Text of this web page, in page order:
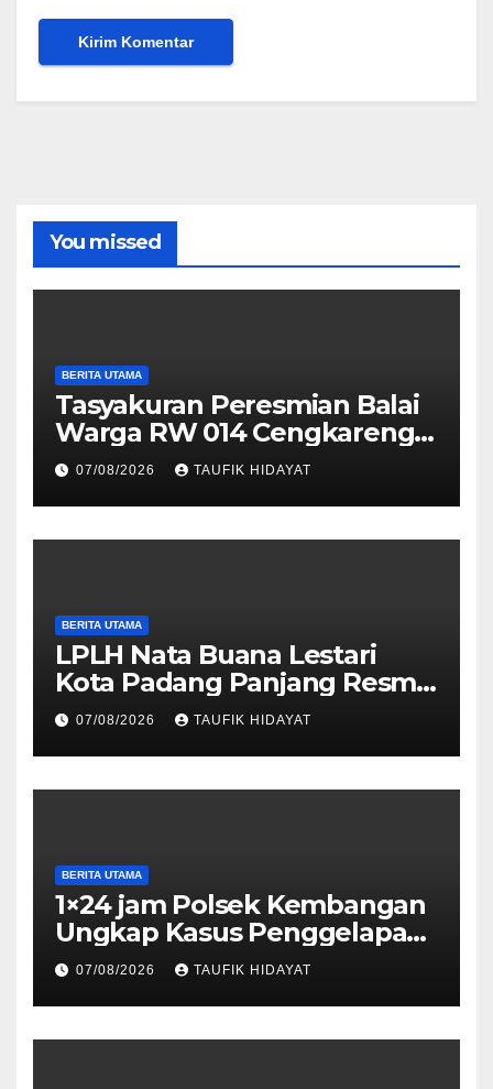
You missed
BERITA UTAMA
Tasyakuran Peresmian Balai
Warga RW 014 Cengkareng
Timur, Warga Didorong
Manfaatkan untuk
Musyawarah dan Kegiatan
Sosial
07/08/2026 TAUFIK HIDAYAT
BERITA UTAMA
LPLH Nata Buana Lestari
Kota Padang Panjang Resmi
Dilantik, Diharapkan Perkuat
Sinergi Pelestarian
Lingkungan
07/08/2026 TAUFIK HIDAYAT
BERITA UTAMA
1×24 jam Polsek Kembangan
Ungkap Kasus Penggelapan
Motor Bermodus Kenalan di
Aplikasi Kencan, Pelaku
Dibekuk di Ciputat
07/08/2026 TAUFIK HIDAYAT